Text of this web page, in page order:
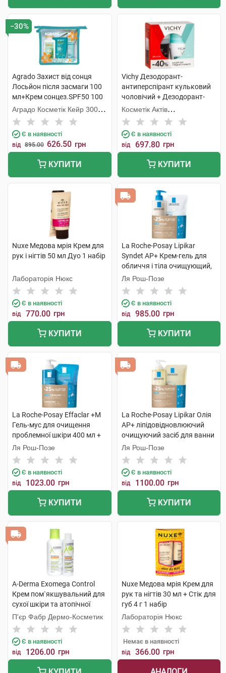
−30%
Agrado Захист від сонця
Лосьйон після засмаги 100
мл+Крем сонцез.SPF50 100
мл+Міст SPF50 75
мл+косметичка 1 набір
Аградо Косметік Кейр 3000
С.Л.У.
Є в наявності
від 895.00 626.50 грн
КУПИТИ
Vichy Дезодорант-
антиперспірант кульковий
чоловічий + Дезодорант-
антипреспірант кульковий
жіночий 48 годин 1 набір
Косметік Актів
Інтернаціональ
Є в наявності
від 697.80 грн
КУПИТИ
Nuxe Медова мрія Крем для
рук і нігтів 50 мл Дуо 1 набір
Лабораторія Нюкс
Є в наявності
від 770.00 грн
КУПИТИ
La Roche-Posay Lipikar
Syndet AP+ Крем-гель для
обличчя і тіла очищующий,
для дуже сухої шкіри 400 мл
+ рефіл 400 мл 1 набір
Ля Рош-Позе
Є в наявності
від 985.00 грн
КУПИТИ
La Roche-Posay Effaclar +М
Гель-мус для очищення
проблемної шкіри 400 мл +
рефіл 400 мл 1 набір
Ля Рош-Позе
Є в наявності
від 1023.00 грн
КУПИТИ
La Roche-Posay Lipikar Олія
AP+ ліпідовідновлюючий
очищуючий засіб для ванни
та душу 400 мл + рефіл 400
мл 1 набір
Ля Рош-Позе
Є в наявності
від 1100.00 грн
КУПИТИ
A-Derma Exomega Control
Крем пом`якшувальний для
сухої шкіри та атопічної
шкіри 400 мл + Гель-емолент
200 мл 1 набір
П'єр Фабр Дермо-Косметик
Є в наявності
від 1206.00 грн
Nuxe Медова мрія Крем для
рук та нігтів 30 мл + Стік для
губ 4 г 1 набір
Лабораторія Нюкс
Немає в наявності
від 366.00 грн